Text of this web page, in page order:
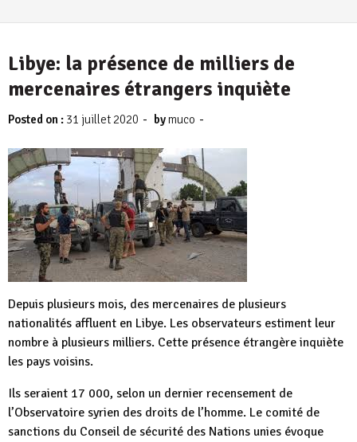
Libye: la présence de milliers de
mercenaires étrangers inquiète
Posted on : 31 juillet 2020 - bymuco -
Depuis plusieurs mois, des mercenaires de plusieurs
nationalités affluent en Libye. Les observateurs estiment leur
nombre à plusieurs milliers. Cette présence étrangère inquiète
les pays voisins.
Ils seraient 17 000, selon un dernier recensement de
l’Observatoire syrien des droits de l’homme. Le comité de
sanctions du Conseil de sécurité des Nations unies évoque